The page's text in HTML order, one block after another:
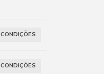
CONDIÇÕES
CONDIÇÕES